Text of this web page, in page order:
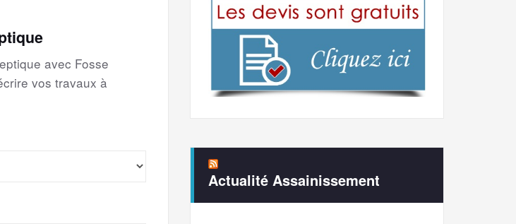
avec Fosse
vos travaux à
Actualité Assainissement